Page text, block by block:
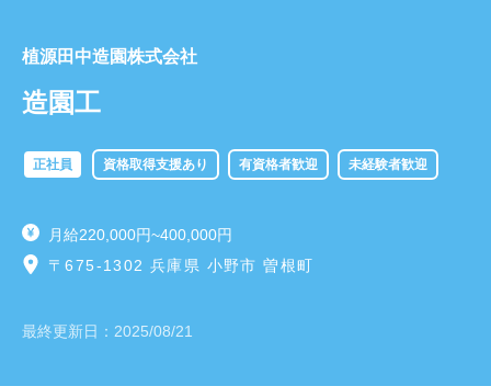
植源田中造園株式会社
造園工
正社員 資格取得支援あり 有資格者歓迎 未経験者歓迎
月給220,000円~400,000円
〒675-1302 兵庫県 小野市 曽根町
最終更新日： 2025/08/21